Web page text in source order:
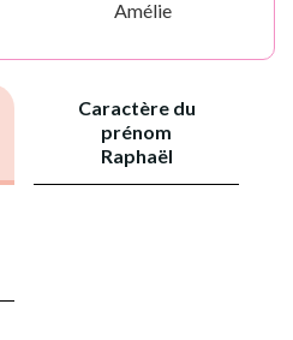
Amélie
Caractère du
prénom
Raphaël